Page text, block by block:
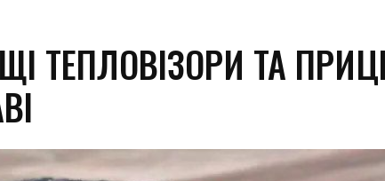
ТЕПЛОВІЗОРИ ТА